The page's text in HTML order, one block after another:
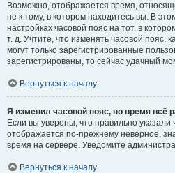
Возможно, отображается время,
не к тому, в котором находитесь вы. В
настройках часовой пояс на тот, в
т. д. Учтите, что изменять часовой пояс,
могут только зарегистрированные
зарегистрированы, то сейчас удачный
Вернуться к началу
Я изменил часовой пояс, но время всё
Если вы уверены, что правильно указали
отображается по-прежнему неверное,
время на сервере. Уведомите
Вернуться к началу